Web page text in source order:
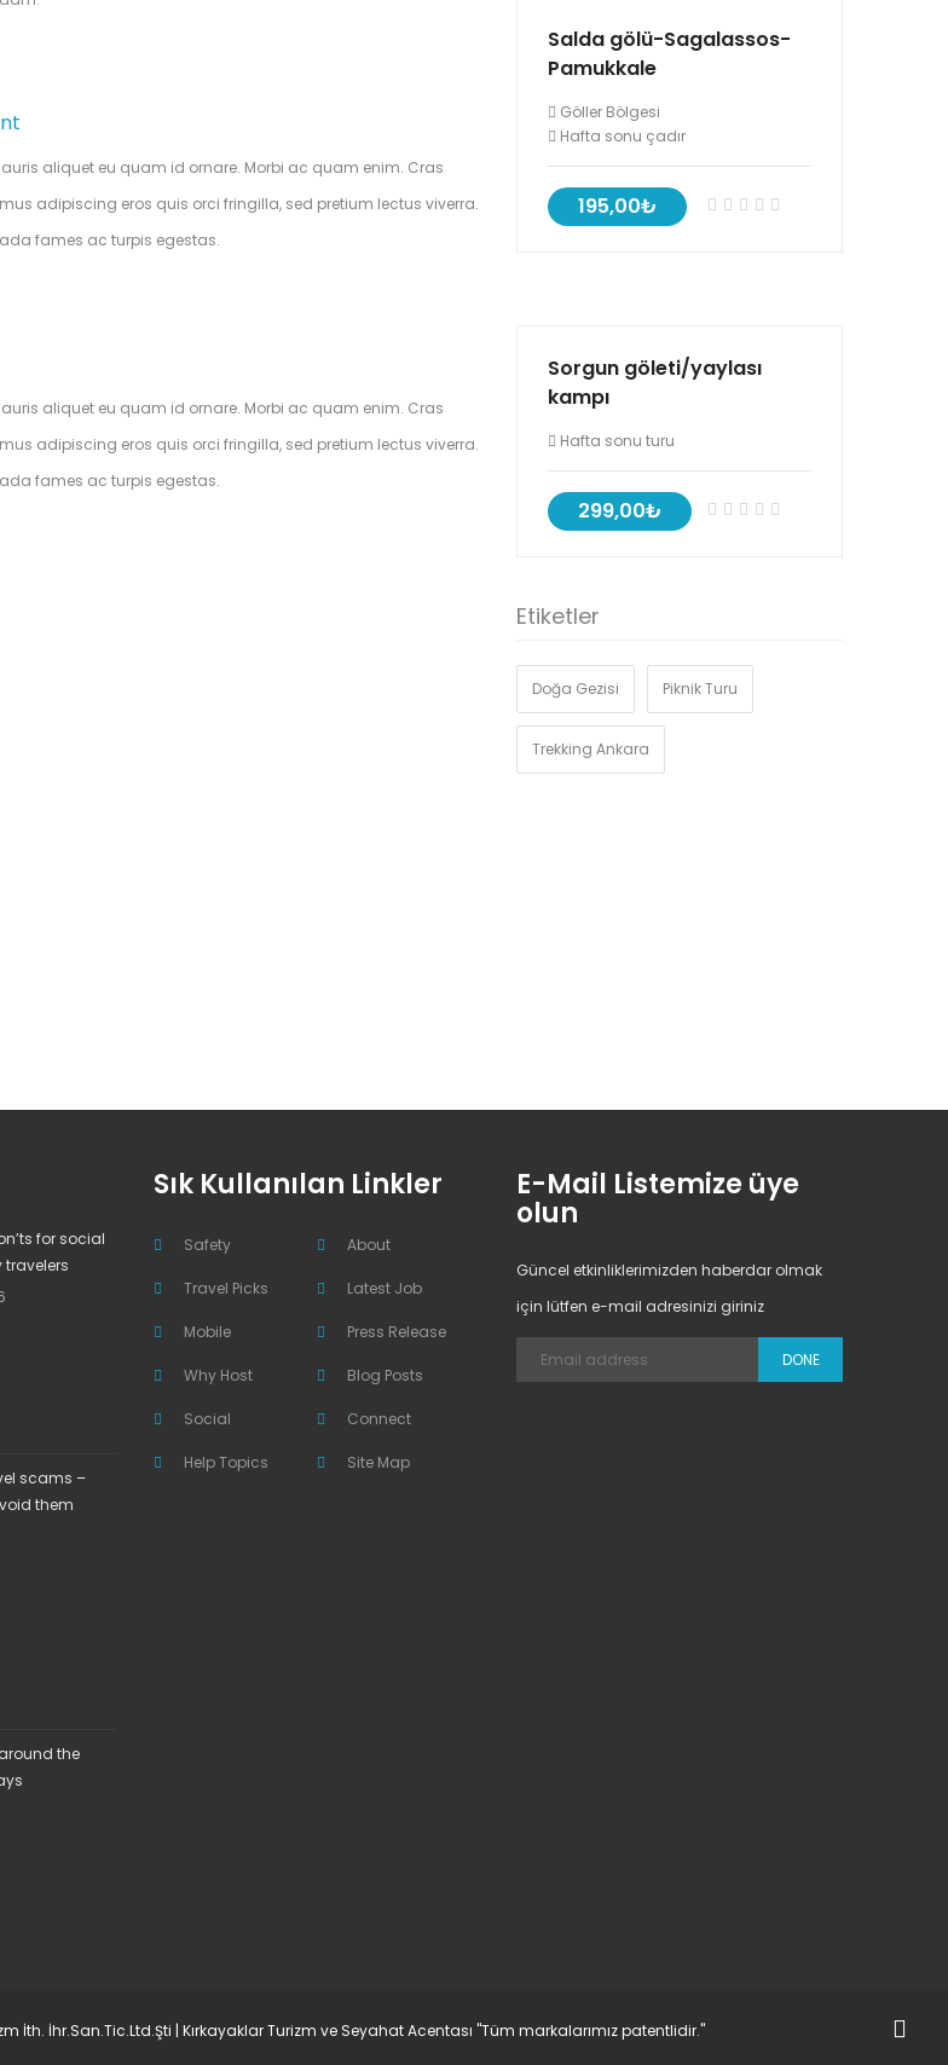
aliquet eu quam id ornare. Morbi ac quam enim. Cras
adipiscing eros quis orci fringilla, sed pretium lectus viverra.
fames ac turpis egestas.
aliquet eu quam id ornare. Morbi ac quam enim. Cras
adipiscing eros quis orci fringilla, sed pretium lectus viverra.
fames ac turpis egestas.
Salda gölü-Sagalassos-
Pamukkale
Göller Bölgesi
Hafta sonu çadır
195,00₺
Sorgun göleti/yaylası
kampı
Hafta sonu turu
299,00₺
Etiketler
Doğa Gezisi Piknik Turu
Trekking Ankara
for social
scams –
them
the
Sık Kullanılan Linkler
Safety About
Travel Picks Latest Job
Mobile Press Release
Why Host Blog Posts
Social Connect
Help Topics Site Map
E-Mail Listemize üye
olun
Güncel etkinliklerimizden haberdar olmak
için lütfen e-mail adresinizi giriniz
DONE
İth. İhr.San.Tic.Ltd.Şti | Kırkayaklar Turizm ve Seyahat Acentası "Tüm markalarımız patentlidir."